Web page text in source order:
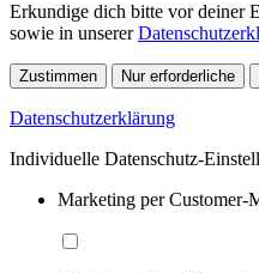
Erkundige dich bitte vor deiner
sowie in unserer
Zustimmen Nur erforderliche
Datenschutzerklärung
Individuelle Datenschutz-
Marketing per Customer-